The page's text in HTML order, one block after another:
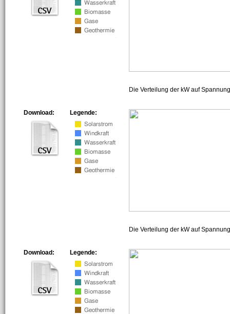
Die Verteilung der kW auf
Legende:
Download:
Die Verteilung der kW auf
Legende:
Download: